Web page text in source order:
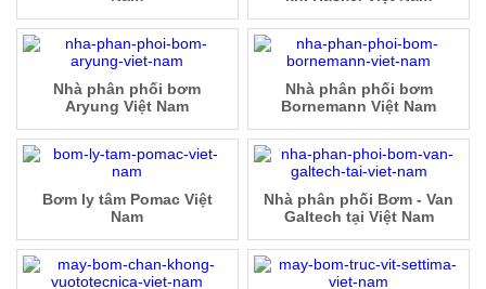
Nhà phân phối bơm
Bornemann Việt Nam
Nhà phân phối bơm
Aryung Việt Nam
Nhà phân phối Bơm - Van
Galtech tại Việt Nam
Bơm ly tâm Pomac Việt
Nam